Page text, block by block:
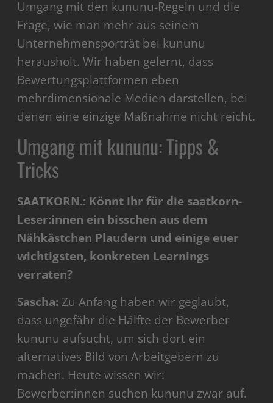
Umgang mit den kununu-Regeln und die
Frage, wie man mehr aus seinem
Unternehmensporträt bei kununu
herausholt. Wir haben gelernt, dass
Bewertungsplattformen eben
mehrdimensionale Medien darstellen, bei
denen eine einzige Maßnahme nicht reicht.
Umgang mit kununu: Tipps &
Tricks
SAATKORN.: Könnt ihr für die saatkorn-
Leser:innen ein bisschen aus dem
Nähkästchen Plaudern und einige euer
wichtigsten, konkreten Learnings
verraten?
Sascha: Zu Anfang haben wir geglaubt,
dass ungefähr die Hälfte der Bewerber
kununu aufsucht, um sich dort ein
alternatives Bild von Arbeitgebern zu
machen. Heute wissen wir:
Bewerber:innen suchen kununu zwar auf.